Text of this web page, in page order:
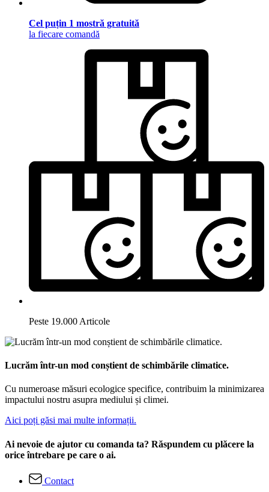
Cel puțin 1 mostră gratuită
la fiecare comandă
Peste 19.000 Articole
Lucrăm într-un mod conștient de schimbările climatice.
Cu numeroase măsuri ecologice specifice, contribuim la minimizarea
impactului nostru asupra mediului și climei.
Aici poți găsi mai multe informații.
Ai nevoie de ajutor cu comanda ta? Răspundem cu plăcere la
orice întrebare pe care o ai.
Contact